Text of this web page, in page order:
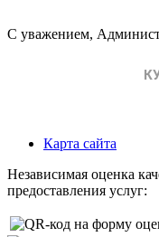
С уважением,
Карта сайта
Независимая оценка
предоставления услуг: